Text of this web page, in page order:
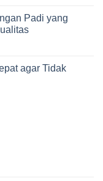
Padi yang
agar Tidak